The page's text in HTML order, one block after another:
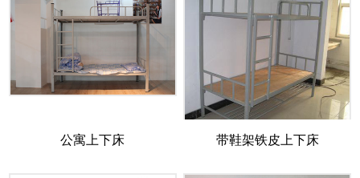
公寓上下床 带鞋架铁皮上下床